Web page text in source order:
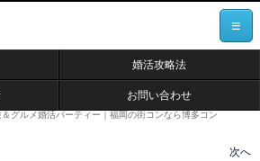
≡
婚活攻略法
お問い合わせ
＆グルメ婚活パーティー｜福岡の街コンなら博多コン
次へ